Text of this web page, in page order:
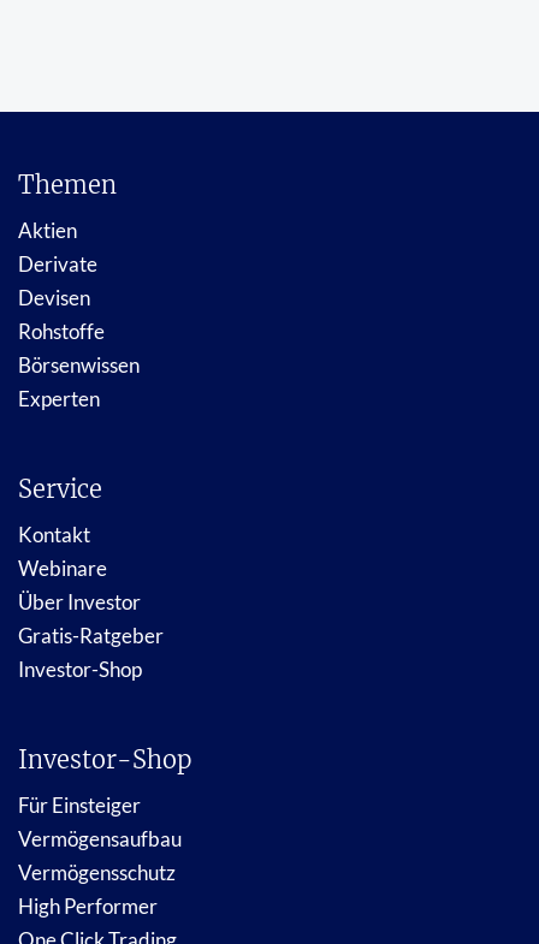
Themen
Aktien
Derivate
Devisen
Rohstoffe
Börsenwissen
Experten
Service
Kontakt
Webinare
Über Investor
Gratis-Ratgeber
Investor-Shop
Investor-Shop
Für Einsteiger
Vermögensaufbau
Vermögensschutz
High Performer